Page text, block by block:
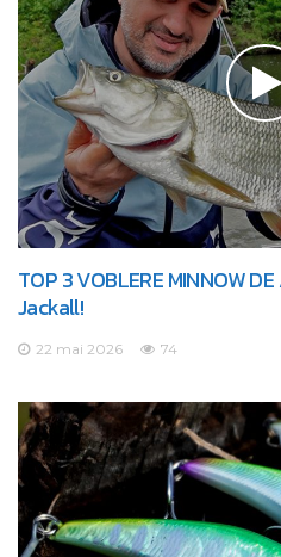
TOP 3 VOBLERE MINNOW
Jackall!
22 mai 2026 74